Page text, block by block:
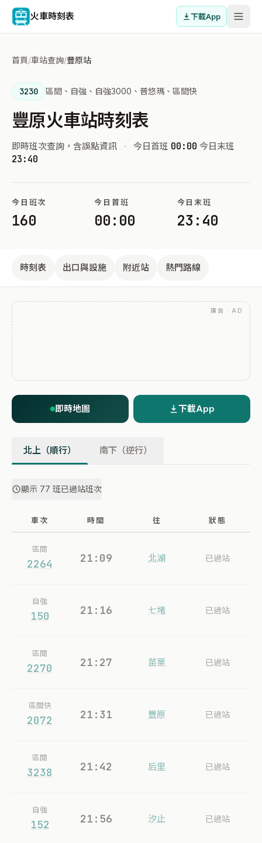
火車時刻表 下載App
首頁/車站查詢/豐原站
3230 區間、自強、自強3000、普悠瑪、區間快
豐原火車站時刻表
即時班次查詢，含誤點資訊 · 今日首班 00:00 今日末班
23:40
今日班次
160
今日首班
00:00
今日末班
23:40
時刻表 出口與設施 附近站 熱門路線
廣告 · AD
即時地圖 下載App
北上（順行） 南下（逆行）
顯示 77 班已過站班次
車次 時間 往 狀態
區間
2264 21:09 北湖 已過站
自強
150 21:16 七堵 已過站
區間
2270 21:27 苗栗 已過站
區間快
2072 21:31 豐原 已過站
區間
3238 21:42 后里 已過站
自強
152 21:56 汐止 已過站